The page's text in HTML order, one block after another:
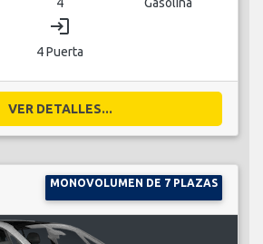
login
4 Puerta
VER DETALLES...
MONOVOLUMEN DE 7 PLAZAS